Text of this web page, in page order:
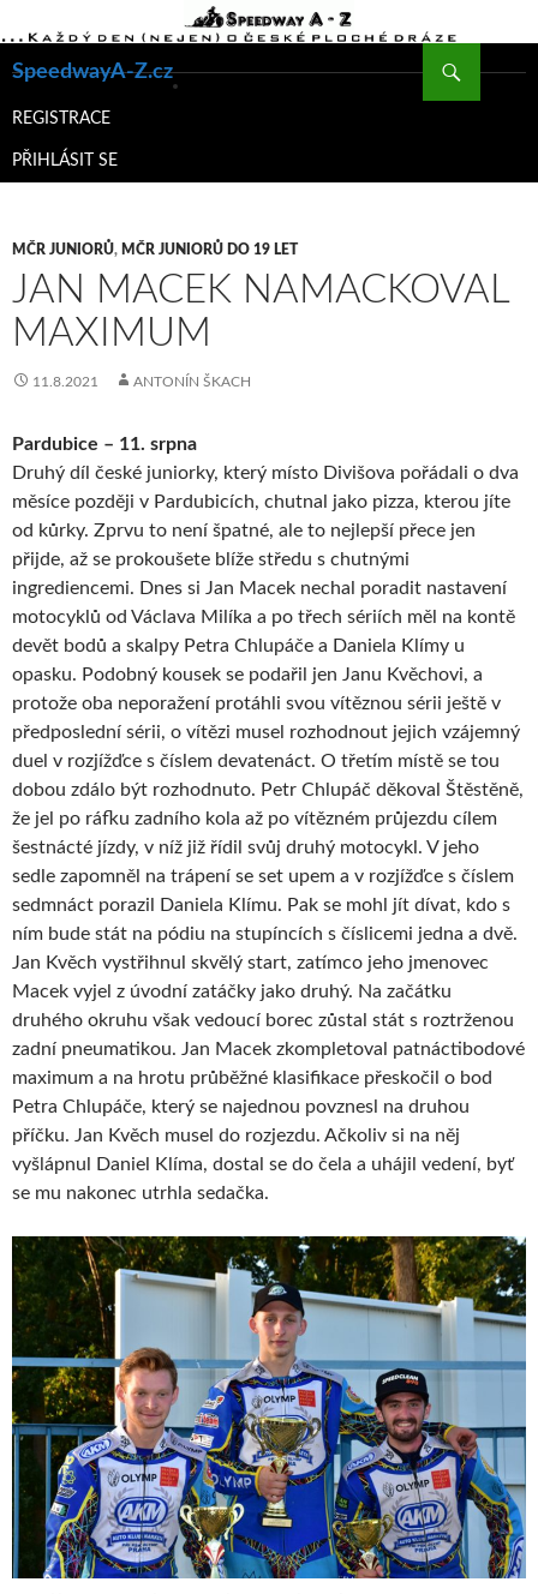
SpeedwayA-Z.cz
K
WEBU
REGISTRACE
PŘIHLÁSIT SE
MČR JUNIORŮ, MČR JUNIORŮ DO 19 LET
JAN MACEK NAMACKOVAL
MAXIMUM
11.8.2021 ANTONÍN ŠKACH
Pardubice – 11. srpna
Druhý díl české juniorky, který místo Divišova pořádali o dva
měsíce později v Pardubicích, chutnal jako pizza, kterou jíte
od kůrky. Zprvu to není špatné, ale to nejlepší přece jen
přijde, až se prokoušete blíže středu s chutnými
ingrediencemi. Dnes si Jan Macek nechal poradit nastavení
motocyklů od Václava Milíka a po třech sériích měl na kontě
devět bodů a skalpy Petra Chlupáče a Daniela Klímy u
opasku. Podobný kousek se podařil jen Janu Kvěchovi, a
protože oba neporažení protáhli svou vítěznou sérii ještě v
předposlední sérii, o vítězi musel rozhodnout jejich vzájemný
duel v rozjížďce s číslem devatenáct. O třetím místě se tou
dobou zdálo být rozhodnuto. Petr Chlupáč děkoval Štěstěně,
že jel po ráfku zadního kola až po vítězném průjezdu cílem
šestnácté jízdy, v níž již řídil svůj druhý motocykl. V jeho
sedle zapomněl na trápení se set upem a v rozjížďce s číslem
sedmnáct porazil Daniela Klímu. Pak se mohl jít dívat, kdo s
ním bude stát na pódiu na stupíncích s číslicemi jedna a dvě.
Jan Kvěch vystřihnul skvělý start, zatímco jeho jmenovec
Macek vyjel z úvodní zatáčky jako druhý. Na začátku
druhého okruhu však vedoucí borec zůstal stát s roztrženou
zadní pneumatikou. Jan Macek zkompletoval patnáctibodové
maximum a na hrotu průběžné klasifikace přeskočil o bod
Petra Chlupáče, který se najednou povznesl na druhou
příčku. Jan Kvěch musel do rozjezdu. Ačkoliv si na něj
vyšlápnul Daniel Klíma, dostal se do čela a uhájil vedení, byť
se mu nakonec utrhla sedačka.